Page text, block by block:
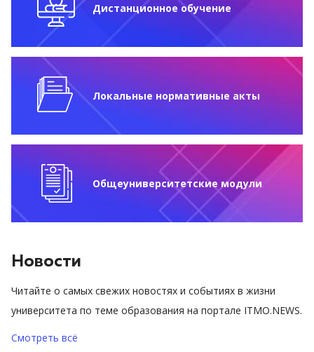
Дистанционное обучение
Локальные нормативные акты
Общеуниверситетские модули
Новости
Читайте о самых свежих новостях и событиях в жизни
университета по теме образования на портале ITMO.NEWS.
Смотреть всё